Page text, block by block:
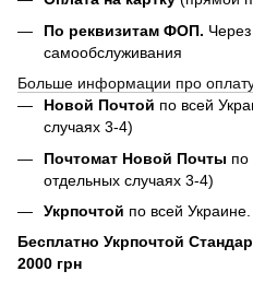
По реквизитам ФОП.
самообслуживания
Больше информации про
Новой Почтой по всей
случаях 3-4)
Почтомат Новой Почты по
отдельных случаях 3-4)
Укрпочтой по всей Украине.
Бесплатно Укрпочтой
2000 грн